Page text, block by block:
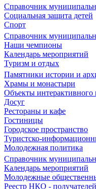
Справочник
Социальная защита детей
Спорт
Справочник
Наши чемпионы
Календарь мероприятий
Туризм и отдых
Памятники истории и
Храмы и монастыри
Объекты интерактивного
Досуг
Рестораны и кафе
Гостиницы
Городское пространство
Туристско-
Молодежная политика
Справочник
Календарь мероприятий
Молодежные
Реестр НКО -